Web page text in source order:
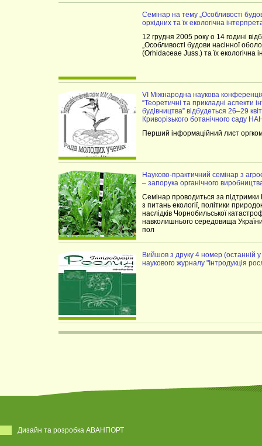
Cемінар на тему „Особливості
орхідних та їх екологічна
12 грудня 2005 року о 14 годині
„Особливості будови насінної
(Orhidaceae Juss.) та їх екологічна
VІ Міжнародна наукова
“Теоретичні та прикладні аспекти
будівництва” відбудеться 26–29
Криворізького ботанічного саду
Перший інформаційний лист
Науково-практичний семінар з
– запорука органічного
Семінар проводиться за підтримки
з питань екології, політики
наслідків Чорнобильської
навколишнього середовища
пол
Вийшов з друку 4 номер (останній
наукового журналу "Інтродукція
Дизайн та розробка АВАНПОРТ